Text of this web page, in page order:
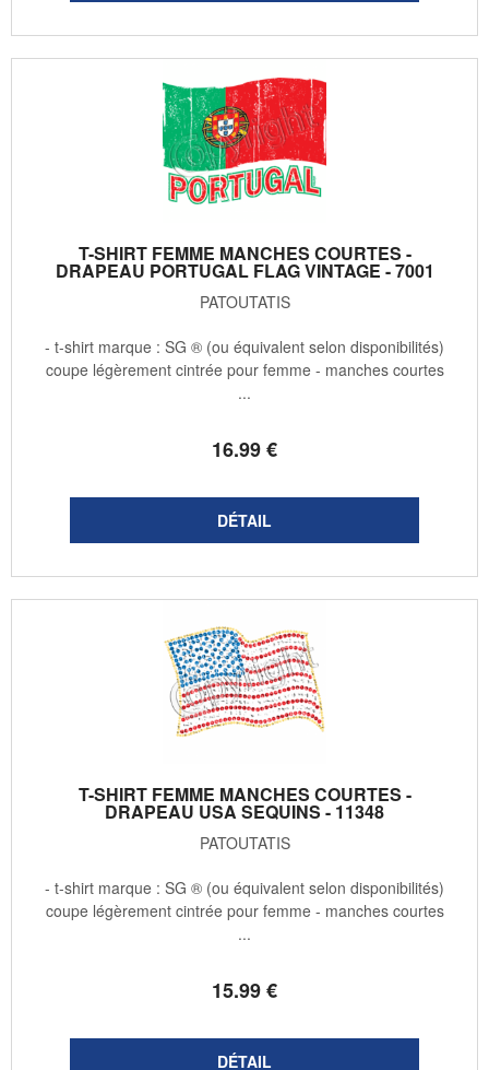
T-SHIRT FEMME MANCHES COURTES -
DRAPEAU PORTUGAL FLAG VINTAGE - 7001
PATOUTATIS
16.99€
- t-shirt marque : SG ® (ou équivalent selon disponibilités)
coupe légèrement cintrée pour femme - manches courtes
...
T-SHIRT FEMME MANCHES COURTES -
DRAPEAU USA SEQUINS - 11348
PATOUTATIS
15.99€
- t-shirt marque : SG ® (ou équivalent selon disponibilités)
coupe légèrement cintrée pour femme - manches courtes
...